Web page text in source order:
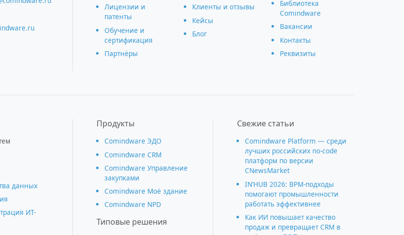
Лицензии и
патенты
Обучение и
сертификация
Партнёры
Клиенты и отзывы
Кейсы
Блог
Библиотека
Comindware
Вакансии
Контакты
Реквизиты
данных
ИТ-
Продукты
Comindware ЭДО
Comindware CRM
Comindware Управление
закупками
Comindware Моё здание
Comindware NPD
Типовые решения
Свежие статьи
Comindware Platform — среди
лучших российских no-code
платформ по версии
CNewsMarket
IN’HUB 2026: BPM-подходы
помогают промышленности
работать эффективнее
Как ИИ повышает качество
продаж и превращает CRM в